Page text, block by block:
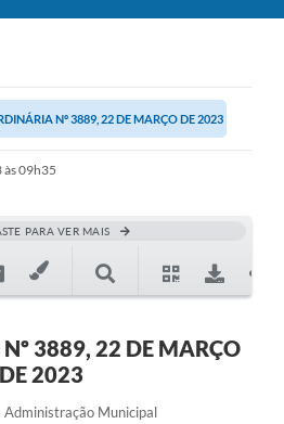
Nº 3889, 22 DE MARÇO DE 2023
09h35
PARA VER MAIS
3889, 22 DE MARÇO
DE 2023
Administração Municipal